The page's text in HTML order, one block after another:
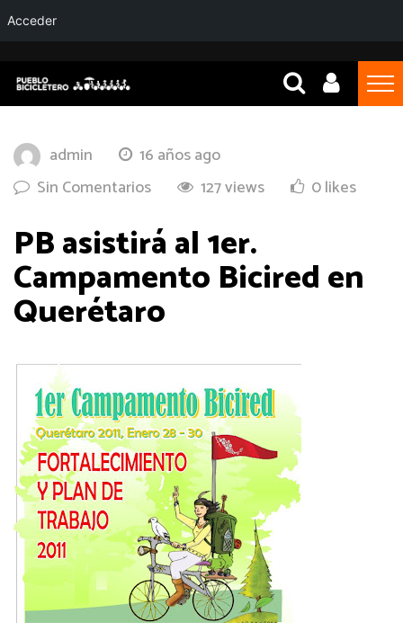
admin
16 años ago
Sin Comentarios
127 views 0 likes
PB asistirá al 1er.
Campamento Bicired en
Querétaro
Acceder